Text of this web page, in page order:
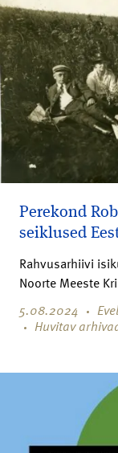
Perekond
seiklused
Rahvusarhiivi
Noorte Meeste
5.08.2024
Huvitav